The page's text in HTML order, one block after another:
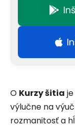
O Kurzy šitia
výlučne na
rozmanitosť a